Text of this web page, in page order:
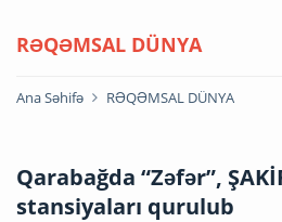
RƏQƏMSAL DÜNYA
Ana Səhifə RƏQƏMSAL DÜNYA
Qarabağda “Zəfər”,
stansiyaları qurulub